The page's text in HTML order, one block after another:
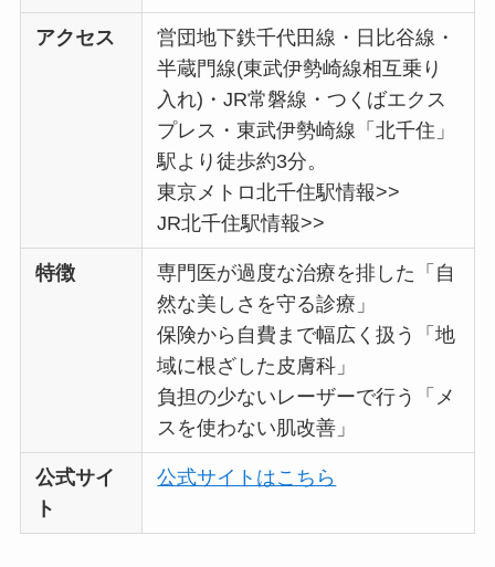
アクセス
営団地下鉄千代田線・日比谷線・
半蔵門線(東武伊勢崎線相互乗り
入れ)・JR常磐線・つくばエクス
プレス・東武伊勢崎線「北千住」
駅より徒歩約3分。
東京メトロ北千住駅情報>>
JR北千住駅情報>>
特徴
専門医が過度な治療を排した「自
然な美しさを守る診療」
保険から自費まで幅広く扱う「地
域に根ざした皮膚科」
負担の少ないレーザーで行う「メ
スを使わない肌改善」
公式サイ
ト
公式サイトはこちら